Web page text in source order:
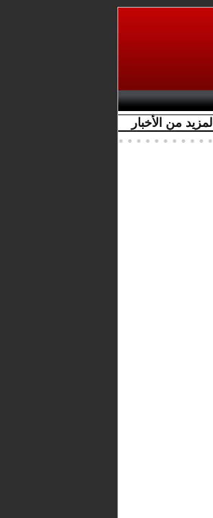
المزيد من الأخبار